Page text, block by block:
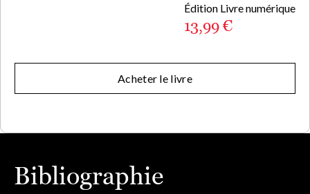
Édition Livre numérique
13,99 €
Acheter le livre
Bibliographie